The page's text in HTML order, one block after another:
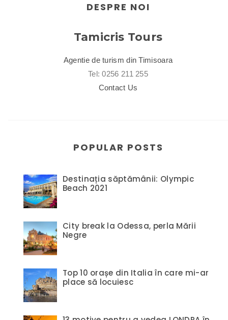
DESPRE NOI
Tamicris Tours
Agentie de turism din Timisoara
Tel: 0256 211 255
Contact Us
POPULAR POSTS
Destinația săptămânii: Olympic
Beach 2021
City break la Odessa, perla Mării
Negre
Top 10 orașe din Italia în care mi-ar
place să locuiesc